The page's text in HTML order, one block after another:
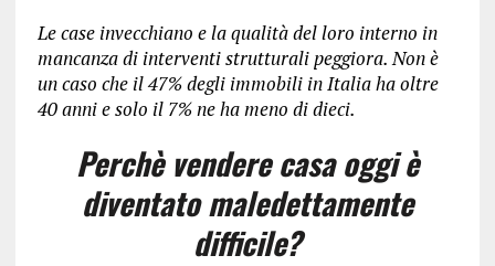
Le case invecchiano e la qualità del loro interno in
mancanza di interventi strutturali peggiora. Non è
un caso che il 47% degli immobili in Italia ha oltre
40 anni e solo il 7% ne ha meno di dieci.
Perchè vendere casa oggi è
diventato maledettamente
difficile?